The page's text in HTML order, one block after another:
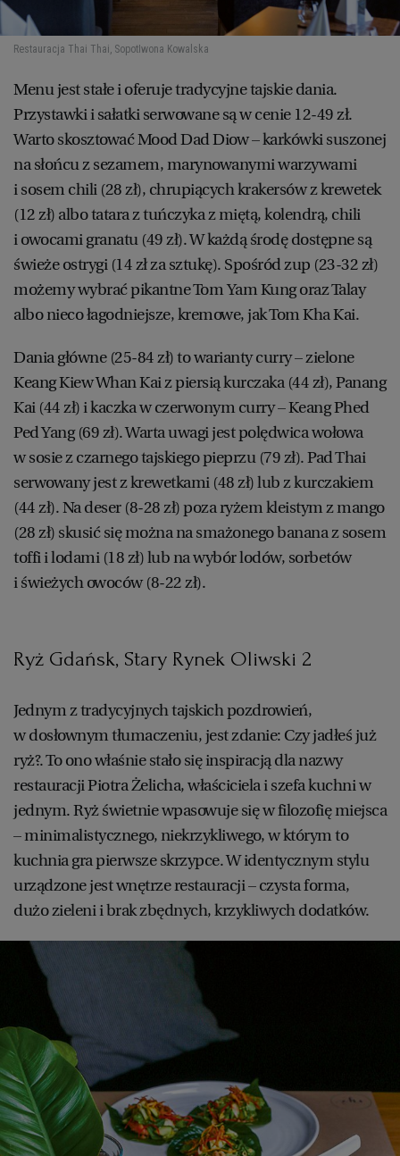
Restauracja Thai Thai, Sopot Iwona Kowalska
Menu jest stałe i oferuje tradycyjne tajskie dania.
Przystawki i sałatki serwowane są w cenie 12-49 zł.
Warto skosztować Mood Dad Diow – karkówki suszonej
na słońcu z sezamem, marynowanymi warzywami
i sosem chili (28 zł), chrupiących krakersów z krewetek
(12 zł) albo tatara z tuńczyka z miętą, kolendrą, chili
i owocami granatu (49 zł). W każdą środę dostępne są
świeże ostrygi (14 zł za sztukę). Spośród zup (23-32 zł)
możemy wybrać pikantne Tom Yam Kung oraz Talay
albo nieco łagodniejsze, kremowe, jak Tom Kha Kai.
Dania główne (25-84 zł) to warianty curry – zielone
Keang Kiew Whan Kai z piersią kurczaka (44 zł), Panang
Kai (44 zł) i kaczka w czerwonym curry – Keang Phed
Ped Yang (69 zł). Warta uwagi jest polędwica wołowa
w sosie z czarnego tajskiego pieprzu (79 zł). Pad Thai
serwowany jest z krewetkami (48 zł) lub z kurczakiem
(44 zł). Na deser (8-28 zł) poza ryżem kleistym z mango
(28 zł) skusić się można na smażonego banana z sosem
toffi i lodami (18 zł) lub na wybór lodów, sorbetów
i świeżych owoców (8-22 zł).
Ryż Gdańsk, Stary Rynek Oliwski 2
Jednym z tradycyjnych tajskich pozdrowień,
w dosłownym tłumaczeniu, jest zdanie: Czy jadłeś już
ryż?. To ono właśnie stało się inspiracją dla nazwy
restauracji Piotra Żelicha, właściciela i szefa kuchni w
jednym. Ryż świetnie wpasowuje się w filozofię miejsca
– minimalistycznego, niekrzykliwego, w którym to
kuchnia gra pierwsze skrzypce. W identycznym stylu
urządzone jest wnętrze restauracji – czysta forma,
dużo zieleni i brak zbędnych, krzykliwych dodatków.